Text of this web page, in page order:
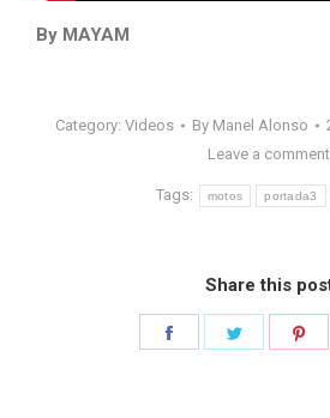
By MAYAM
Category: Videos By Manel Alonso
Leave a comment
Tags: motos portada3
Share this